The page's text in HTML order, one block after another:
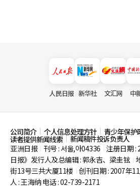
人民日报 新华社 文汇网 中
公司简介 个人信息处理方针 青少年保护
读者提供新闻线索
新闻稿件投诉负责人
亚洲日报
刊号 : 서울,아04336 注册日期 :
日报》发行人及总编辑 : 郭永吉、梁圭铉
街13号三共大厦11楼 创刊日期 : 2007年
人 : 王海纳 电话 : 02-739-2171